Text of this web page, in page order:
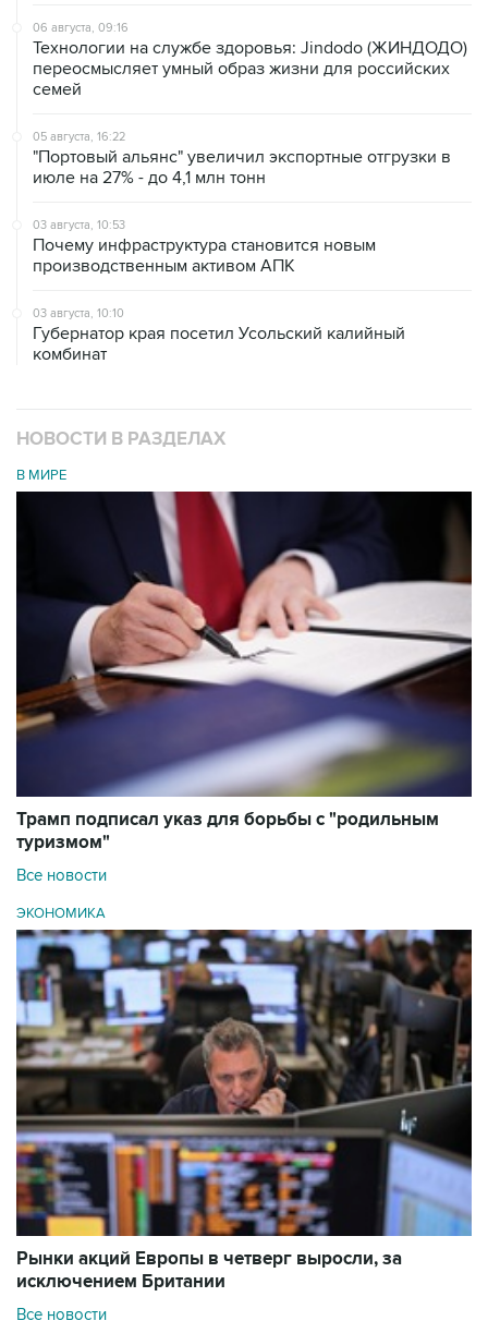
06 августа, 09:16
Технологии на службе здоровья: Jindodo (ЖИНДОДО)
переосмысляет умный образ жизни для российских
семей
05 августа, 16:22
"Портовый альянс" увеличил экспортные отгрузки в
июле на 27% - до 4,1 млн тонн
03 августа, 10:53
Почему инфраструктура становится новым
производственным активом АПК
03 августа, 10:10
Губернатор края посетил Усольский калийный
комбинат
НОВОСТИ В РАЗДЕЛАХ
В МИРЕ
Трамп подписал указ для борьбы с "родильным
туризмом"
Все новости
ЭКОНОМИКА
Рынки акций Европы в четверг выросли, за
исключением Британии
Все новости